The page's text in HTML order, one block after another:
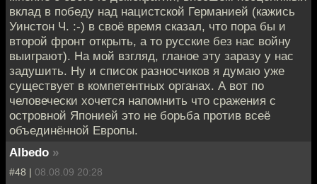
вклад в победу над нацистской Германией (кажись
Уинстон Ч. :-) в своё время сказал, что пора бы и
второй фронт открыть, а то русские без нас войну
выиграют). На мой взгляд, гланое эту заразу у нас
задушить. Ну и список разносчиков я думаю уже
существует в компетентных органах. А вот по
человечески хочется напомнить что сражения с
островной Японией это не борьба против всеё
объединённой Европы.
Albedo »
#48 | 08.08.09 20:28